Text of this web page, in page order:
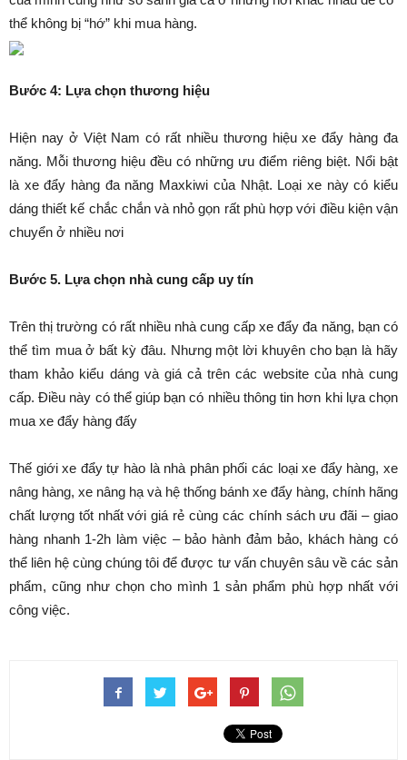
thể không bị “hớ” khi mua hàng.
Bước 4: Lựa chọn thương hiệu
Hiện nay ở Việt Nam có rất nhiều thương hiệu xe đẩy hàng đa
năng. Mỗi thương hiệu đều có những ưu điểm riêng biệt. Nổi bật
là xe đẩy hàng đa năng Maxkiwi của Nhật. Loại xe này có kiểu
dáng thiết kế chắc chắn và nhỏ gọn rất phù hợp với điều kiện vận
chuyển ở nhiều nơi
Bước 5. Lựa chọn nhà cung cấp uy tín
Trên thị trường có rất nhiều nhà cung cấp xe đẩy đa năng, bạn có
thể tìm mua ở bất kỳ đâu. Nhưng một lời khuyên cho bạn là hãy
tham khảo kiểu dáng và giá cả trên các website của nhà cung
cấp. Điều này có thể giúp bạn có nhiều thông tin hơn khi lựa chọn
mua xe đẩy hàng đấy
Thế giới xe đẩy tự hào là nhà phân phối các loại xe đẩy hàng, xe
nâng hàng, xe nâng hạ và hệ thống bánh xe đẩy hàng, chính hãng
chất lượng tốt nhất với giá rẻ cùng các chính sách ưu đãi – giao
hàng nhanh 1-2h làm việc – bảo hành đảm bảo, khách hàng có
thể liên hệ cùng chúng tôi để được tư vấn chuyên sâu về các sản
phẩm, cũng như chọn cho mình 1 sản phẩm phù hợp nhất với
công việc.